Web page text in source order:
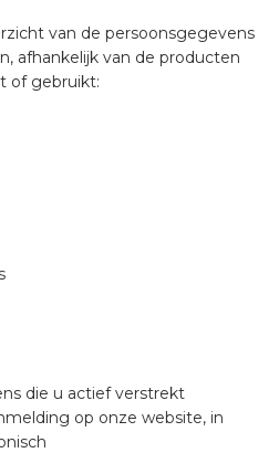
van de persoonsgegevens
afhankelijk van de producten
of gebruikt:
die u actief verstrekt
op onze website, in